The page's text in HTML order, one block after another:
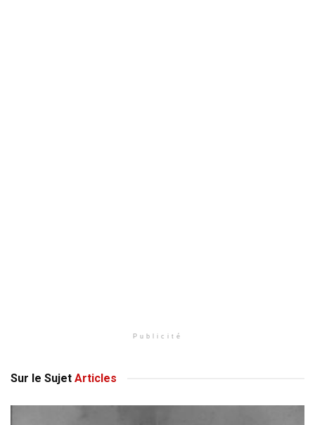
Publicité
Sur le Sujet Articles